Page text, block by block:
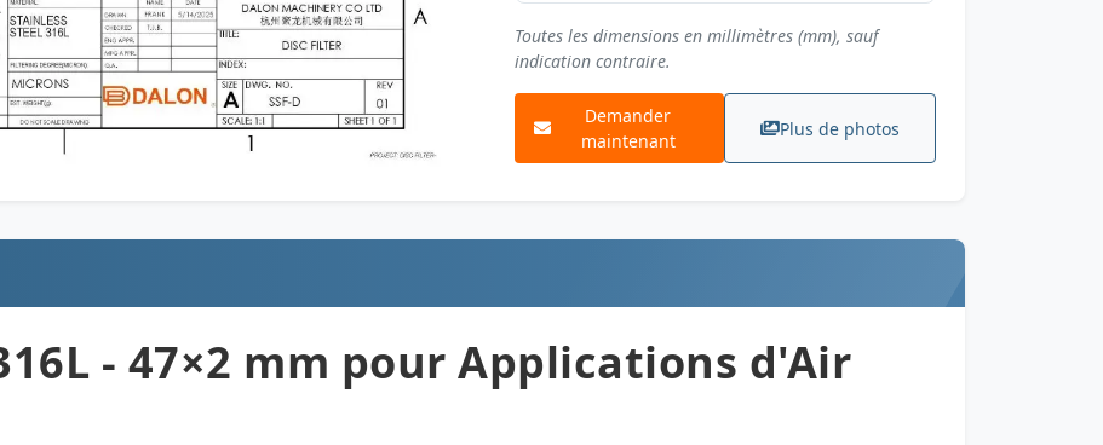
Toutes les dimensions en millimètres (mm), sauf
indication contraire.
Demander
maintenant
Plus de photos
- 47×2 mm pour Applications d'Air